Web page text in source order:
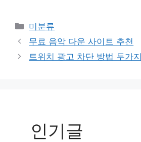
Categories
미분류
무료 음악 다운 사이트 추천
트위치 광고 차단 방법 두가지
인기글